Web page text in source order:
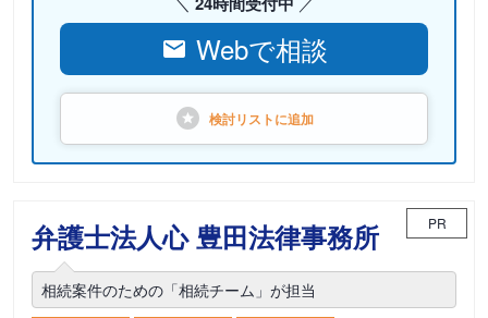
Webで相談
検討リストに追加
弁護士法人心 豊田法律事務所 PR
相続案件のための「相続チーム」が担当